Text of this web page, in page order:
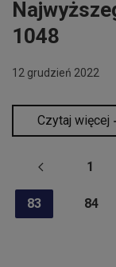
1048
12 grudzień 2022
Czytaj więcej
1
83 84